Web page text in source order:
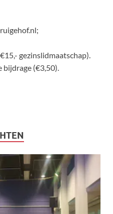
gezinslidmaatschap).
(€3,50).